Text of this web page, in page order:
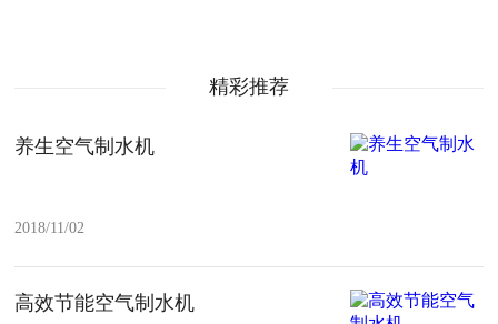
精彩推荐
养生空气制水机
2018/11/02
高效节能空气制水机